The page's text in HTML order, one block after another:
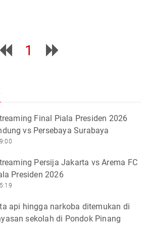
1
Final Piala Presiden 2026
vs Persebaya Surabaya
Persija Jakarta vs Arema FC
Presiden 2026
api hingga narkoba ditemukan di
sekolah di Pondok Pinang